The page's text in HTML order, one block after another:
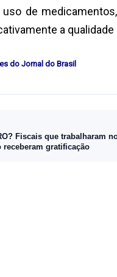
de
a qualidade
do Jornal do Brasil
Fiscais que trabalharam
receberam gratificação